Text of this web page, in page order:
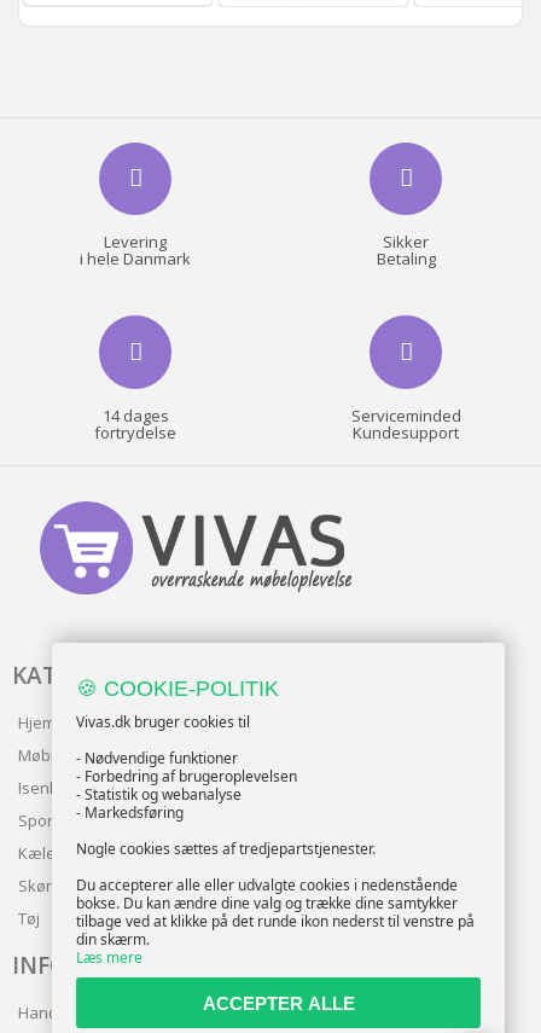
Levering
i hele Danmark
Sikker
Betaling
14 dages
fortrydelse
Serviceminded
Kundesupport
KATALOG
Hjem & Have
Møbler
Isenkram
Sport
Kæledyr
Skønhed
Tøj
INFO
Handelsbetingelser
🍪 COOKIE-POLITIK
Vivas.dk bruger cookies til
- Nødvendige funktioner
- Forbedring af brugeroplevelsen
- Statistik og webanalyse
- Markedsføring
Nogle cookies sættes af tredjepartstjenester.
Du accepterer alle eller udvalgte cookies i nedenstående
bokse. Du kan ændre dine valg og trække dine samtykker
tilbage ved at klikke på det runde ikon nederst til venstre på
din skærm.
Læs mere
ACCEPTER ALLE